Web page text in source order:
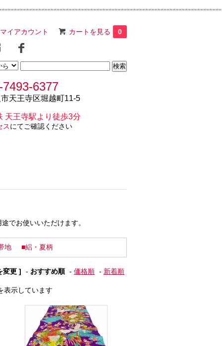
マイアカウント カートを見る 0
6377
天王寺区堀越町11-5
天王寺駅より徒歩3分
スにてご確認ください
でお使いいただけます。
地 ■絽・夏柄
変更 ] - おすすめ順 - 価格順 - 新着順
表示しています